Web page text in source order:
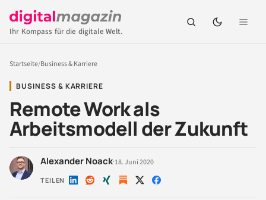
Ihr Kompass für die digitale Welt.
Startseite/Business & Karriere
BUSINESS & KARRIERE
Remote Work als
Arbeitsmodell der Zukunft
Alexander Noack·18. Juni 2020
TEILEN Auf Auf Auf Auf Auf